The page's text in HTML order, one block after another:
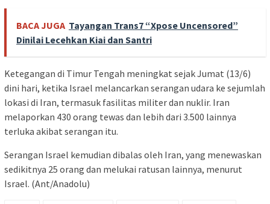
BACA JUGA Tayangan Trans7 “Xpose Uncensored”
Dinilai Lecehkan Kiai dan Santri
Ketegangan di Timur Tengah meningkat sejak Jumat (13/6)
dini hari, ketika Israel melancarkan serangan udara ke sejumlah
lokasi di Iran, termasuk fasilitas militer dan nuklir. Iran
melaporkan 430 orang tewas dan lebih dari 3.500 lainnya
terluka akibat serangan itu.
Serangan Israel kemudian dibalas oleh Iran, yang menewaskan
sedikitnya 25 orang dan melukai ratusan lainnya, menurut
Israel. (Ant/Anadolu)